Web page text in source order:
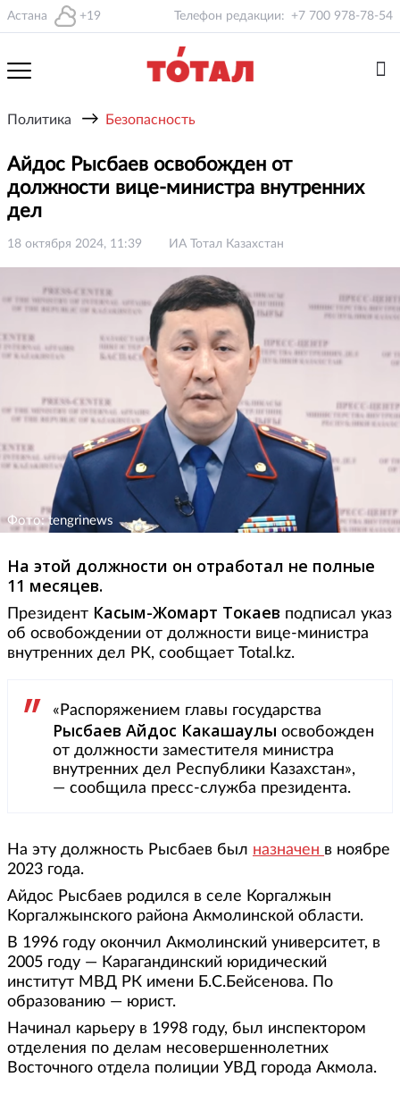
Астана +19 Телефон редакции: +7 700 978-78-54
Политика → Безопасность
Айдос Рысбаев освобожден от
должности вице-министра внутренних
дел
18 октября 2024, 11:39 ИА Тотал Казахстан
Фото: tengrinews
На этой должности он отработал не полные
11 месяцев.
Президент Касым-Жомарт Токаев подписал указ
об освобождении от должности вице-министра
внутренних дел РК, сообщает Total.kz.
«Распоряжением главы государства
Рысбаев Айдос Какашаулы освобожден
от должности заместителя министра
внутренних дел Республики Казахстан»,
— сообщила пресс-служба президента.
На эту должность Рысбаев был назначен в ноябре
2023 года.
Айдос Рысбаев родился в селе Коргалжын
Коргалжынского района Акмолинской области.
В 1996 году окончил Акмолинский университет, в
2005 году — Карагандинский юридический
институт МВД РК имени Б.С.Бейсенова. По
образованию — юрист.
Начинал карьеру в 1998 году, был инспектором
отделения по делам несовершеннолетних
Восточного отдела полиции УВД города Акмола.